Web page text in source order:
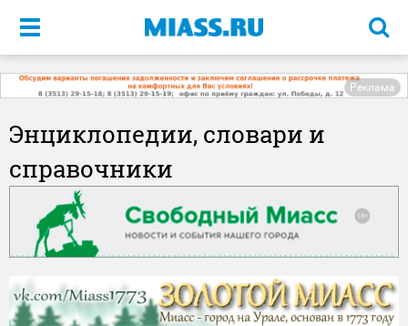
Меню
Реклама
Энциклопедии, словари и
справочники